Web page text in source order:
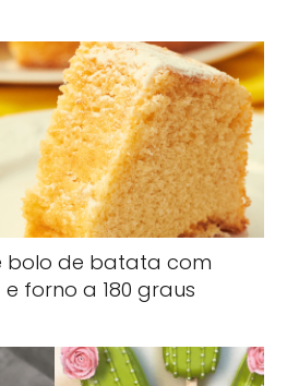
bolo de batata com
forno a 180 graus